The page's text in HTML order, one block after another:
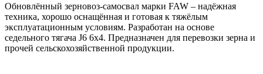
Обновлённый зерновоз-самосвал марки FAW – надёжная
техника, хорошо оснащённая и готовая к тяжёлым
эксплуатационным условиям. Разработан на основе
седельного тягача J6 6x4. Предназначен для перевозки зерна и
прочей сельскохозяйственной продукции.